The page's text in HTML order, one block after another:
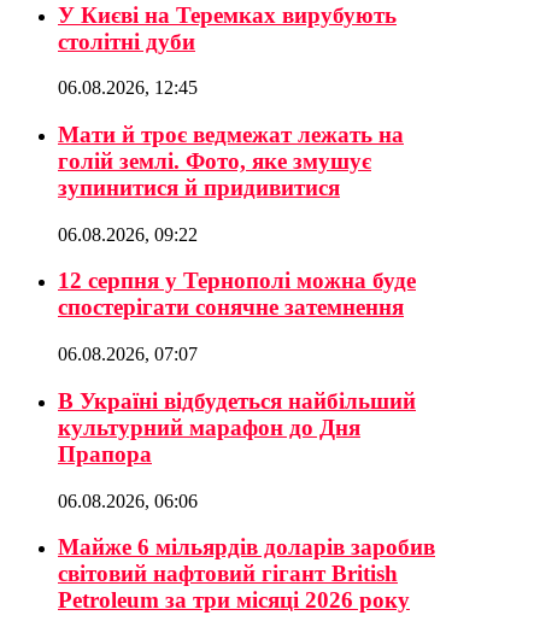
У Києві на Теремках вирубують
столітні дуби
06.08.2026, 12:45
Мати й троє ведмежат лежать на
голій землі. Фото, яке змушує
зупинитися й придивитися
06.08.2026, 09:22
12 серпня у Тернополі можна буде
спостерігати сонячне затемнення
06.08.2026, 07:07
В Україні відбудеться найбільший
культурний марафон до Дня
Прапора
06.08.2026, 06:06
Майже 6 мільярдів доларів заробив
світовий нафтовий гігант British
Petroleum за три місяці 2026 року